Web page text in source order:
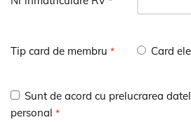
Tip card de membru * Card
Sunt de acord cu prelucrarea
personal *